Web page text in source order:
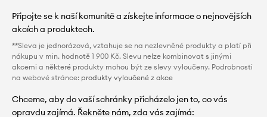
Připojte se k naší komunitě a získejte informace o nejnovějších
akcích a produktech.
**Sleva je jednorázová, vztahuje se na nezlevněné produkty a platí při
nákupu v min. hodnotě 1 900 Kč. Slevu nelze kombinovat s jinými
akcemi a některé produkty mohou být ze slevy vyloučeny. Podrobnosti
na webové stránce: produkty vyloučené z akce
Chceme, aby do vaší schránky přicházelo jen to, co vás
opravdu zajímá. Řekněte nám, zda vás zajímá: